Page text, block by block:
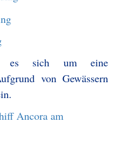
es sich um eine
von Gewässern
Ancora am